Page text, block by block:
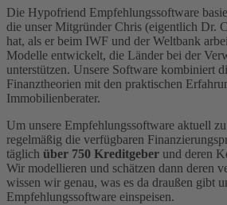
Die Hypofriend Empfehlungssoftware
die unser Mitgründer Chris (eigentlich Dr.
hat, als er beim IWF und der Weltbank
Modelle entwickelt, die Länder bei der
unterstützen. Unsere Software kombiniert
Finanztheorien mit den praktischen
Immobilienberater.
Um unsere Empfehlungssoftware aktuell
regelmäßig die verfügbaren
täglich über 750 Kreditgeber und deren
Wir modellieren und schätzen dann deren
wissen wir genau, was es da draußen gibt
Empfehlungssoftware einspeisen.